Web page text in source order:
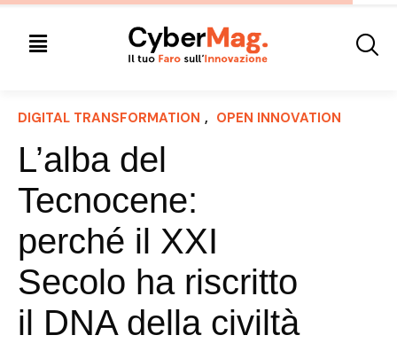
DIGITAL TRANSFORMATION , OPEN INNOVATION
L’alba del
Tecnocene:
perché il XXI
Secolo ha riscritto
il DNA della civiltà